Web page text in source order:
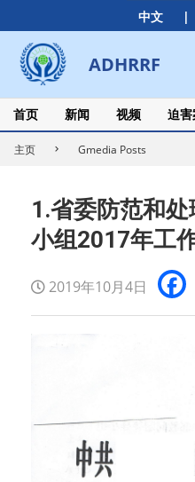
中文 |
to
content
ADHRRF
Secondary
Navigation
Menu
首页 新闻 视频 迫害
主页 Gmedia Posts
1.省委防范和
小组2017年工
2019年10月4日